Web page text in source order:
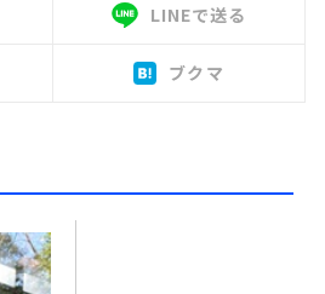
LINEで送る
ブクマ